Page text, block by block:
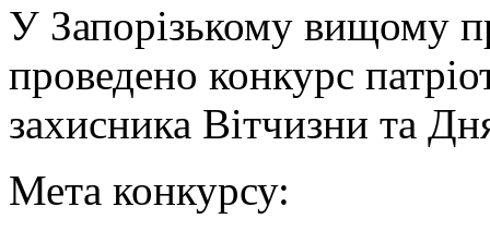
У Запорізькому вищому
проведено конкурс
захисника Вітчизни та
Мета конкурсу: